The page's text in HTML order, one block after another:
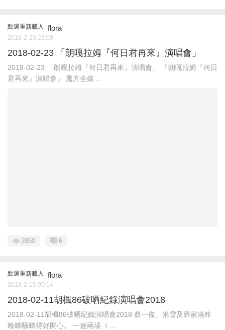
點選重新載入 flora
2018-2-23 23:08
2018-02-23 「朗嘎拉姆『何日君再來』演唱會」
2018-02-23 「朗嘎拉姆『何日君再來』演唱會」 「朗嘎拉姆『何日
君再來』演唱會」 魔方全媒 ...
2850 6
點選重新載入 flora
2018-2-15 05:14
2018-02-11胡楓86破哂紀錄演唱會2018
2018-02-11胡楓86破哂紀錄演唱會2018 蔡一傑、米雪及薛家燕昨
晚睇騷睇得好開心。 一連兩場《 ...